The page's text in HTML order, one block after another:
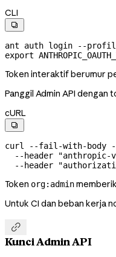
CLI

ant auth login --
export
Token interaktif berumur
Panggil Admin API dengan
cURL

curl --fail-with-body -
  --header
"anthropic-
  --header
Token org:admin
Untuk CI dan beban kerja

Kunci Admin API